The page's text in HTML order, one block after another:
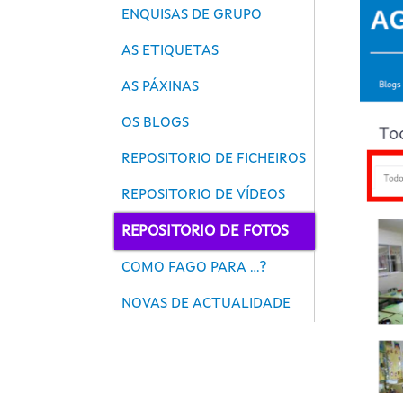
ENQUISAS DE GRUPO
AS ETIQUETAS
AS PÁXINAS
OS BLOGS
REPOSITORIO DE FICHEIROS
REPOSITORIO DE VÍDEOS
REPOSITORIO DE FOTOS
COMO FAGO PARA ...?
NOVAS DE ACTUALIDADE